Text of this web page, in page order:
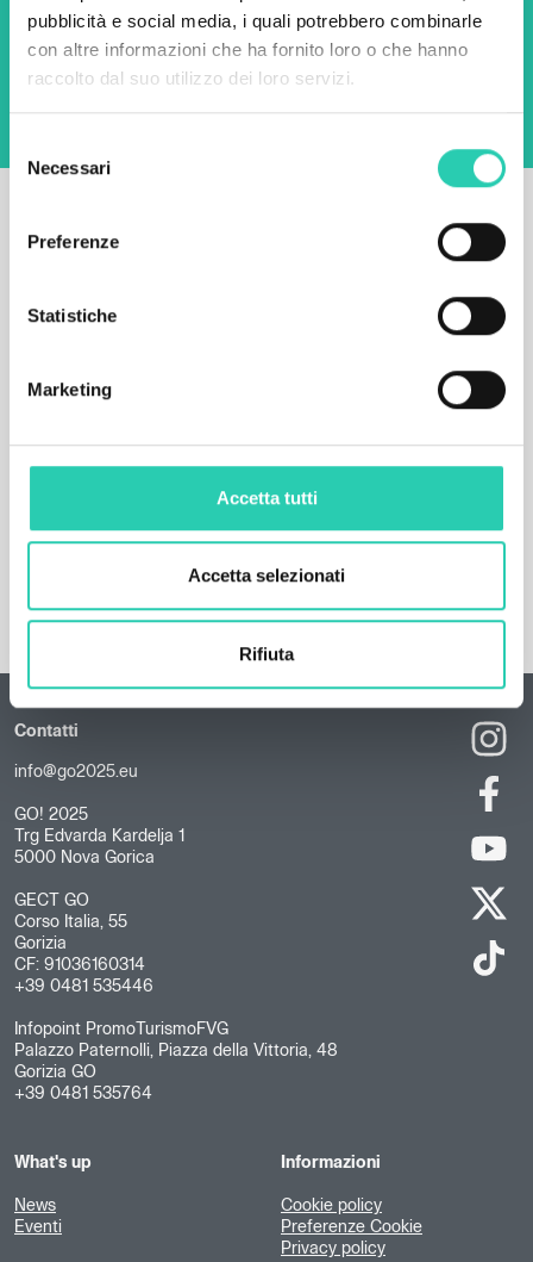
pubblicità e social media, i quali potrebbero combinarle
con altre informazioni che ha fornito loro o che hanno
raccolto dal suo utilizzo dei loro servizi.
delNecessari
Preferenze
Statistiche
Marketing
Accetta tutti
Accetta selezionati
Rifiuta
Utilizzando questo modulo accetto
l'archiviazione e la gestione dei dati su questo
sito web.Privacy policy
Contatti
info@go2025.eu
GO! 2025
Trg Edvarda Kardelja 1
5000 Nova Gorica
GECT GO
Corso Italia, 55
Gorizia
CF: 91036160314
+39 0481 535446
Infopoint PromoTurismoFVG
Palazzo Paternolli, Piazza della Vittoria, 48
Gorizia GO
+39 0481 535764
What's up
News
Eventi
Informazioni
Cookie policy
Preferenze Cookie
Privacy policy